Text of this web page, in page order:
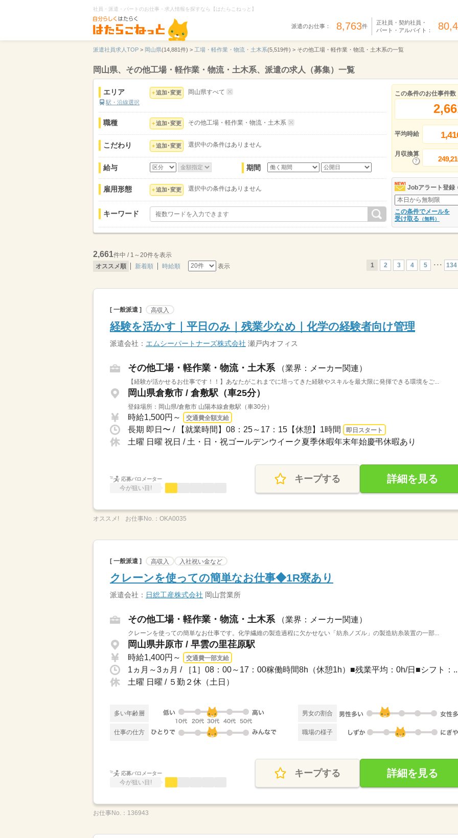
社員・派遣・パートのお仕事・求人情報を探すなら【はたらこねっと】
派遣のお仕事： 8,763件
正社員・契約社員・
パート・アルバイト：
派遣社員求人TOP > 岡山県(14,881件) > 工場・軽作業・物流・土木系(5,519件) > その他工場・軽作業・物流・土木系の一覧
岡山県、その他工場・軽作業・物流・土木系、派遣の求人（募集）一覧
エリア
駅・沿線選択
追加･変更 岡山県すべて
職種 追加･変更 その他工場・軽作業・物流・土木系
こだわり 追加･変更 選択中の条件はありません
給与 期間
雇用形態 追加･変更 選択中の条件はありません
キーワード
この条件のお仕事件数
平均時給
月収換算
Jobアラート登録
この条件でメールを
受け取る （無料）
2,661件中 / 1～20件を表示
オススメ順
新着順 時給順 表示 1 2 3 4 5 ･･･ 134
[ 一般派遣 ] 高収入
経験を活かす｜平日のみ｜残業少なめ｜化学の経験者向け管理
派遣会社： エムシーパートナーズ株式会社 瀬戸内オフィス
その他工場・軽作業・物流・土木系 （業界：メーカー関連）
【経験が活かせるお仕事です！！】あなたがこれまでに培ってきた経験やスキルを最大限に発揮できる環境をご...
岡山県倉敷市 / 倉敷駅（車25分）
登録場所：岡山県/倉敷市 山陽本線倉敷駅（車30分）
時給1,500円～ 交通費全額支給
長期 即日〜 / 【就業時間】08：25～17：15【休憩】1時間 即日スタート
土曜 日曜 祝日 / 土・日・祝ゴールデンウイーク夏季休暇年末年始慶弔休暇あり
応募バロメーター
今が狙い目!
キープする 詳細を見る
オススメ! お仕事No.： OKA0035
[ 一般派遣 ] 高収入 入社祝い金など
クレーンを使っての簡単なお仕事◆1R寮あり
派遣会社： 日総工産株式会社 岡山営業所
その他工場・軽作業・物流・土木系 （業界：メーカー関連）
クレーンを使っての簡単なお仕事です。化学繊維の製造過程に欠かせない「紡糸ノズル」の製造紡糸装置の一部...
岡山県井原市 / 早雲の里荏原駅
時給1,400円～ 交通費一部支給
1ヵ月～3ヵ月 / ［1］08：00～17：00稼働時間8h（休憩1h）■残業平均：0h/日■シフト：
土曜 日曜 / ５勤２休（土日）
多い年齢層 男女の割合
仕事の仕方 職場の様子
応募バロメーター
今が狙い目!
キープする 詳細を見る
お仕事No.： 136943